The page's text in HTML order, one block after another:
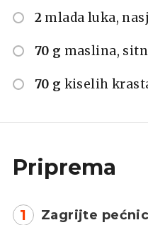
2 mlada luka,
70 g maslina,
70 g kiselih
Priprema
1 Zagrijte